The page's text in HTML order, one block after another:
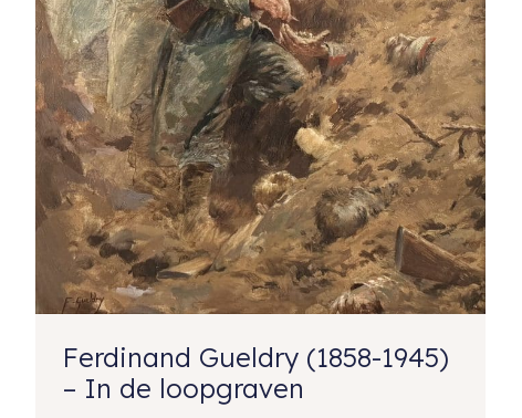
Ferdinand Gueldry (1858-1945)
– In de loopgraven